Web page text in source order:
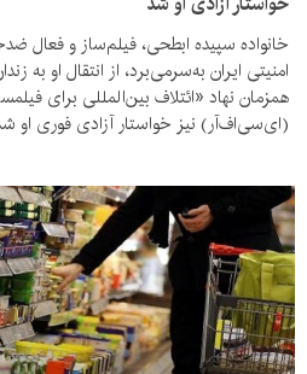
خانواده سپیده ابطحی، فیلم‌ساز و فعال
امنیتی ایران به‌سرمی‌برد، از انتقال او به
همزمان نهاد «ائتلاف بین‌المللی برای
(ای‌سی‌اف‌آر) نیز خواستار آزادی فوری او